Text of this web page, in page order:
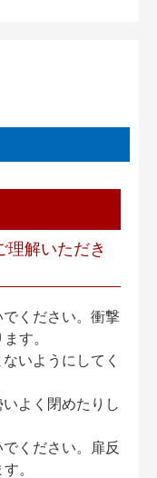
理解いただき
ください。衝撃
す。
いようにしてく
よく閉めたりし
ください。扉反
。